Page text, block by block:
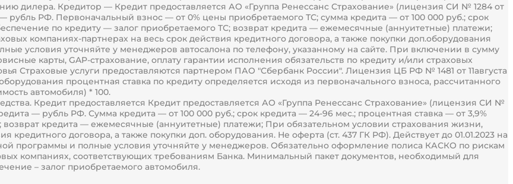
дилера. Кредитор — Кредит предоставляется АО «Группа Ренессанс Страхование» (лицензия СИ № 1284 от
— рубль РФ. Первоначальный взнос — от 0% цены приобретаемого ТС; сумма кредита — от 100 000 руб.; срок
по кредиту — залог приобретаемого ТС; возврат кредита — ежемесячные (аннуитетные) платежи;
компаниях-партнерах на весь срок действия кредитного договора, а также покупки доп.оборудования
условия уточняйте у менеджеров автосалона по телефону, указанному на сайте. При включении в сумму
карты, GAP-страхование, оплату гарантии исполнения обязательств по кредиту и/или страховых
Страховые услуги предоставляются партнером ПАО "Сбербанк России". Лицензия ЦБ РФ № 1481 от 11августа
процентная ставка по кредиту определяется исходя из первоначального взноса, рассчитанного
автомобиля) * 100.
Кредит предоставляется Кредит предоставляется АО «Группа Ренессанс Страхование» (лицензия СИ №
— рубль РФ. Сумма кредита — от 100 000 руб.; срок кредита — 24-96 мес.; процентная ставка — от 3,9%
кредита — ежемесячные (аннуитетные) платежи; При обязательном условии страхования жизни,
договора, а также покупки доп. оборудования. Не оферта (ст. 437 ГК РФ). Действует до 01.01.2023 на
программы и полные условия уточняйте у менеджеров. Обязательно оформление полиса КАСКО по рискам
компаниях, соответствующих требованиям Банка. Минимальный пакет документов, необходимый для
– залог приобретаемого автомобиля.